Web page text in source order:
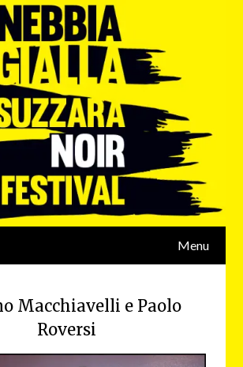
Menu
Macchiavelli e Paolo
Roversi